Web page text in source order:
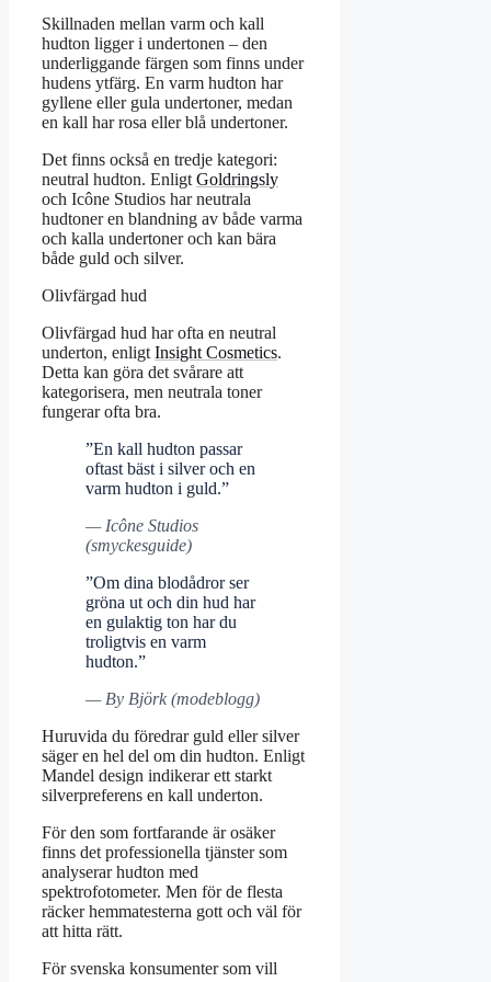
Skillnaden mellan varm och kall
hudton ligger i undertonen – den
underliggande färgen som finns under
hudens ytfärg. En varm hudton har
gyllene eller gula undertoner, medan
en kall har rosa eller blå undertoner.
Det finns också en tredje kategori:
neutral hudton. Enligt Goldringsly
och Icône Studios har neutrala
hudtoner en blandning av både varma
och kalla undertoner och kan bära
både guld och silver.
Olivfärgad hud
Olivfärgad hud har ofta en neutral
underton, enligt Insight Cosmetics.
Detta kan göra det svårare att
kategorisera, men neutrala toner
fungerar ofta bra.
”En kall hudton passar
oftast bäst i silver och en
varm hudton i guld.”
— Icône Studios
(smyckesguide)
”Om dina blodådror ser
gröna ut och din hud har
en gulaktig ton har du
troligtvis en varm
hudton.”
— By Björk (modeblogg)
Huruvida du föredrar guld eller silver
säger en hel del om din hudton. Enligt
Mandel design indikerar ett starkt
silverpreferens en kall underton.
För den som fortfarande är osäker
finns det professionella tjänster som
analyserar hudton med
spektrofotometer. Men för de flesta
räcker hemmatesterna gott och väl för
att hitta rätt.
För svenska konsumenter som vill